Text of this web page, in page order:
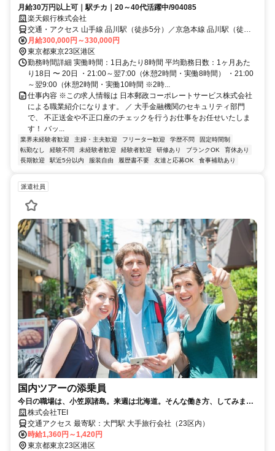
月給30万円以上可｜駅チカ｜20～40代活躍中/904085
楽天銀行株式会社
交通・アクセス 山手線 品川駅（徒歩5分）／京急本線 品川駅（徒歩5
分）
月給300,000円～330,000円
東京都東京23区港区
勤務時間詳細 実働時間：1日あたり8時間 平均勤務日数：1ヶ月あた
り18日 〜 20日 ・21:00～翌7:00（休憩2時間・実働8時間） ・21:00
～翌9:00（休憩2時間・実働10時間 ※2時...
仕事内容 ※この求人情報は 日本郵政コーポレートサービス株式会社
による職業紹介になります。 ／ 大手金融機関のセキュリティ部門
で、 不正送金や不正口座のチェックを行うお仕事をお任せいたしま
す！ バッ...
業界未経験者歓迎 主婦・主夫歓迎 フリーター歓迎 学歴不問
固定時間制
転勤なし
経験不問 未経験者歓迎 経験者歓迎 研修あり ブランクOK
育休あり
長期歓迎
駅近5分以内 服装自由 履歴書不要 友達と応募OK 食事補助あり
派遣社員
国内ツアーの添乗員
今日の職場は、小笠原諸島。来週は北海道。そんな働き方、してみませ
んか？ 30代の女性スタッフ活躍中！未経験者も大歓迎！
株式会社TEI
交通アクセス 最寄駅：大門駅 大手旅行会社（23区内）
時給1,360円～1,420円
東京都東京23区港区